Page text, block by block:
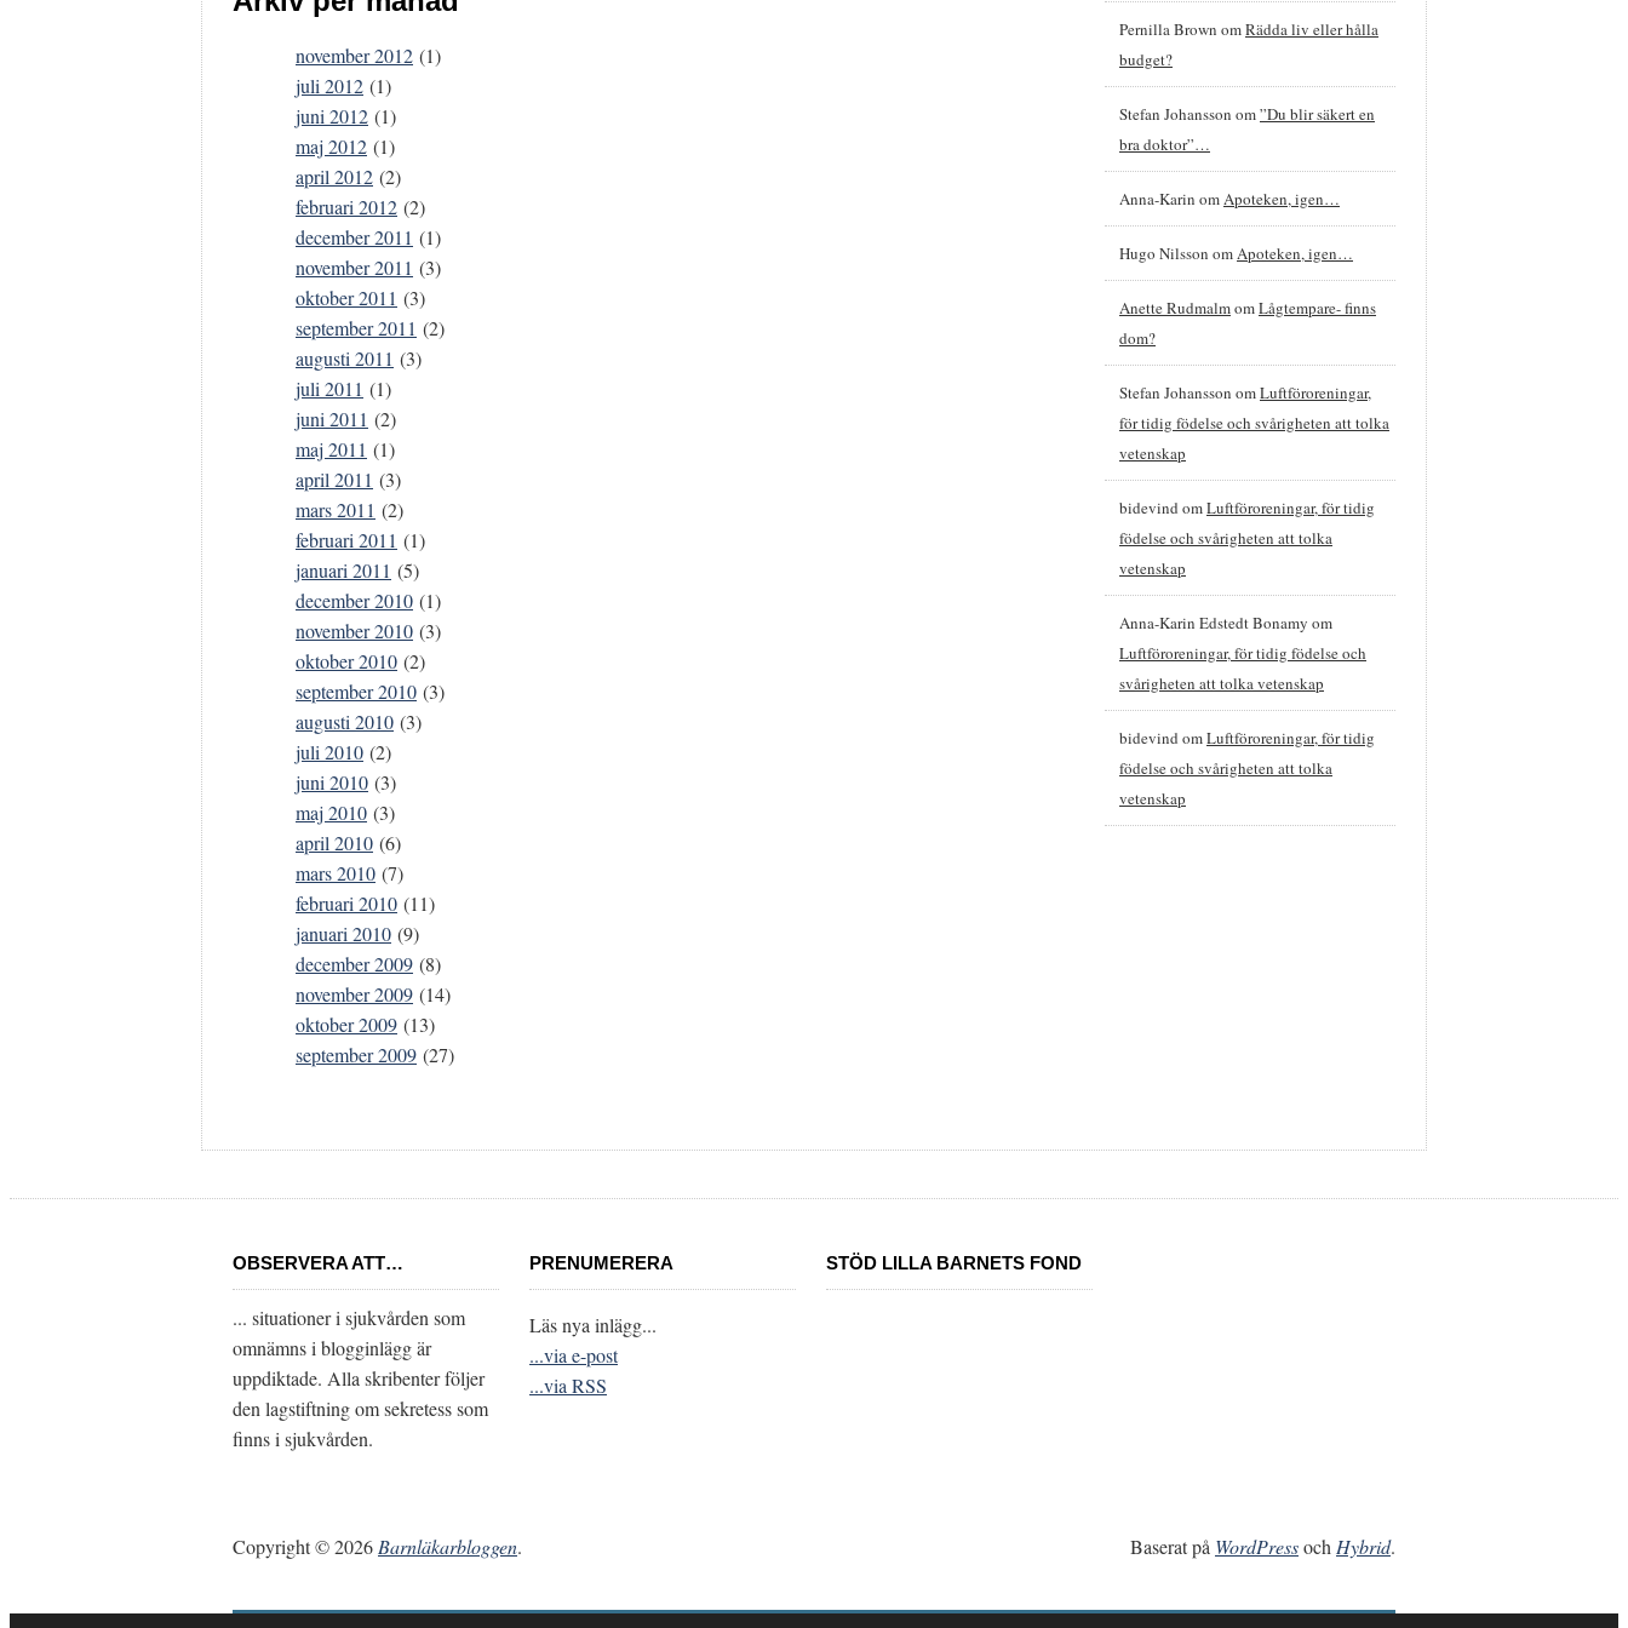
november 2012 (1)
juli 2012 (1)
juni 2012 (1)
maj 2012 (1)
april 2012 (2)
februari 2012 (2)
december 2011 (1)
november 2011 (3)
oktober 2011 (3)
september 2011 (2)
augusti 2011 (3)
juli 2011 (1)
juni 2011 (2)
maj 2011 (1)
april 2011 (3)
mars 2011 (2)
februari 2011 (1)
januari 2011 (5)
december 2010 (1)
november 2010 (3)
oktober 2010 (2)
september 2010 (3)
augusti 2010 (3)
juli 2010 (2)
juni 2010 (3)
maj 2010 (3)
april 2010 (6)
mars 2010 (7)
februari 2010 (11)
januari 2010 (9)
december 2009 (8)
november 2009 (14)
oktober 2009 (13)
september 2009 (27)
Pernilla Brown omRädda liv eller hålla
budget?
Stefan Johansson om”Du blir säkert en
bra doktor”…
Anna-Karin omApoteken, igen…
Hugo Nilsson omApoteken, igen…
Anette RudmalmomLågtempare- finns
dom?
Stefan Johansson omLuftföroreningar,
för tidig födelse och svårigheten att tolka
vetenskap
bidevind omLuftföroreningar, för tidig
födelse och svårigheten att tolka
vetenskap
Anna-Karin Edstedt Bonamy om
Luftföroreningar, för tidig födelse och
svårigheten att tolka vetenskap
bidevind omLuftföroreningar, för tidig
födelse och svårigheten att tolka
vetenskap
OBSERVERA ATT…
... situationer i sjukvården som
omnämns i blogginlägg är
uppdiktade. Alla skribenter följer
den lagstiftning om sekretess som
finns i sjukvården.
PRENUMERERA
Läs nya inlägg...
...via e-post
...via RSS
STÖD LILLA BARNETS FOND
Copyright © 2026 Barnläkarbloggen. Baserat på WordPressoch Hybrid.